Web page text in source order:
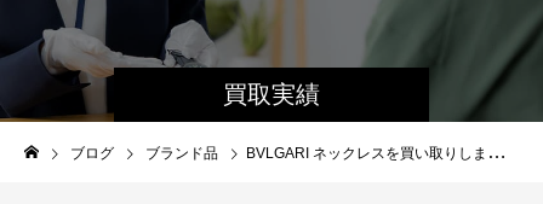
買取実績
ブログ ブランド品 BVLGARI ネックレスを買い取りしました！